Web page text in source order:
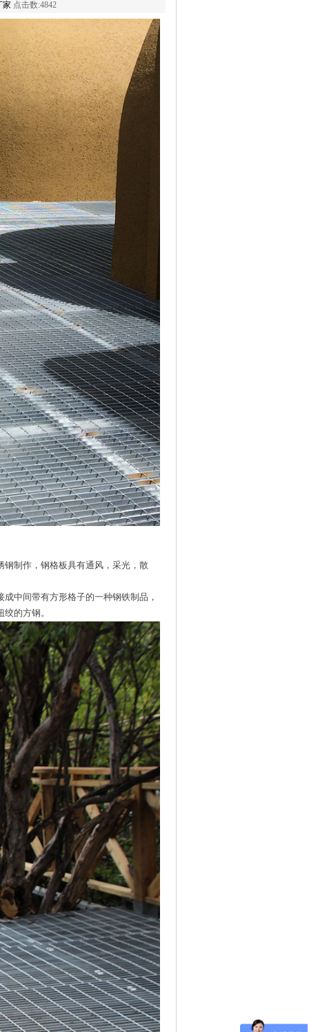
家 点击数:4842
制作，钢格板具有通风，采光，散
中间带有方形格子的一种钢铁制品，
的方钢。